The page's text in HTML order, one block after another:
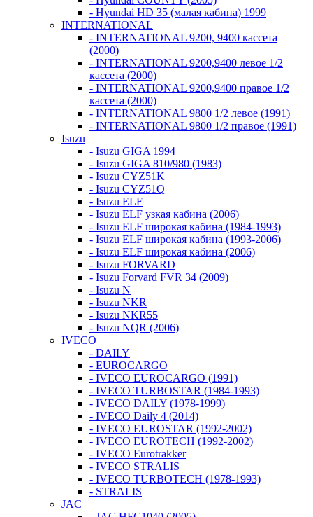
- Hyundai HD 35 (малая кабина) 1999
INTERNATIONAL
- INTERNATIONAL 9200, 9400 кассета
(2000)
- INTERNATIONAL 9200,9400 левое 1/2
кассета (2000)
- INTERNATIONAL 9200,9400 правое 1/2
кассета (2000)
- INTERNATIONAL 9800 1/2 левое (1991)
- INTERNATIONAL 9800 1/2 правое (1991)
Isuzu
- Isuzu GIGA 1994
- Isuzu GIGA 810/980 (1983)
- Isuzu CYZ51K
- Isuzu CYZ51Q
- Isuzu ELF
- Isuzu ELF узкая кабина (2006)
- Isuzu ELF широкая кабина (1984-1993)
- Isuzu ELF широкая кабина (1993-2006)
- Isuzu ELF широкая кабина (2006)
- Isuzu FORVARD
- Isuzu Forvard FVR 34 (2009)
- Isuzu N
- Isuzu NKR
- Isuzu NKR55
- Isuzu NQR (2006)
IVECO
- DAILY
- EUROCARGO
- IVECO EUROCARGO (1991)
- IVECO TURBOSTAR (1984-1993)
- IVECO DAILY (1978-1999)
- IVECO Daily 4 (2014)
- IVECO EUROSTAR (1992-2002)
- IVECO EUROTECH (1992-2002)
- IVECO Eurotrakker
- IVECO STRALIS
- IVECO TURBOTECH (1978-1993)
- STRALIS
JAC